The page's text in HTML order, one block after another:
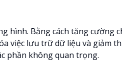
hình. Bằng cách tăng cường
việc lưu trữ dữ liệu và giảm
phần không quan trọng.